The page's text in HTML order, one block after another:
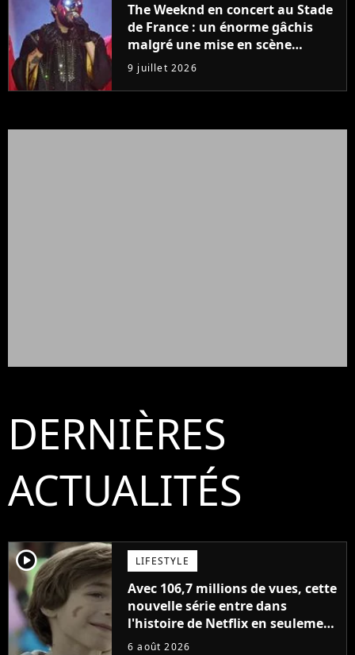
The Weeknd en concert au Stade
de France : un énorme gâchis
malgré une mise en scène
colossale
9 juillet 2026
DERNIÈRES
ACTUALITÉS
player2 LIFESTYLE
Avec 106,7 millions de vues, cette
nouvelle série entre dans
l'histoire de Netflix en seulement
48 jours
6 août 2026